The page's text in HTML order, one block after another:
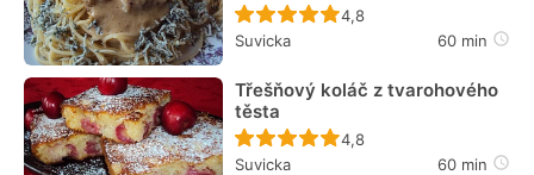
Recept ještě nebyl
4,8
Suvicka
60 min
Třešňový koláč z tvarohového
těsta
Recept ještě nebyl
4,8
Suvicka
60 min